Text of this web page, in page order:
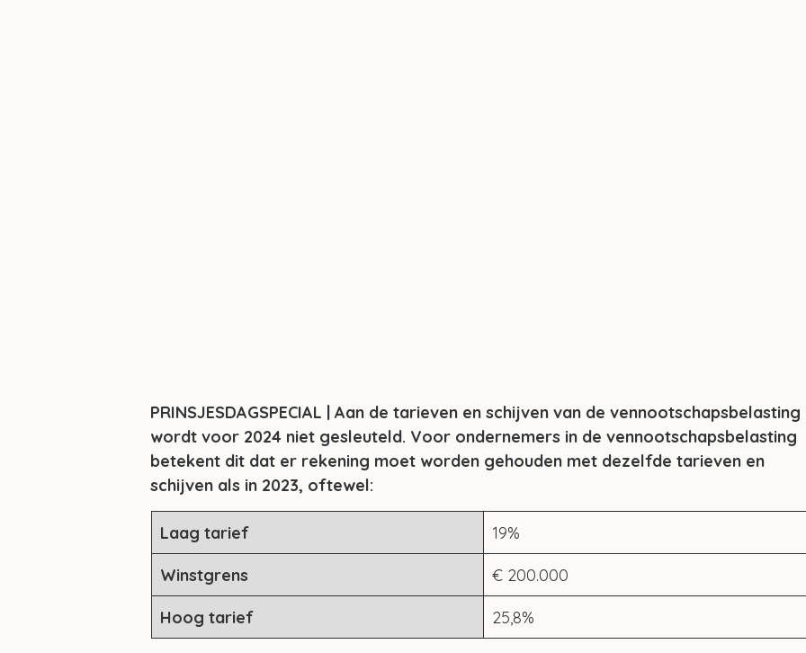
PRINSJESDAGSPECIAL | Aan de tarieven en schijven van de vennootschapsbelasting
wordt voor 2024 niet gesleuteld. Voor ondernemers in de vennootschapsbelasting
betekent dit dat er rekening moet worden gehouden met dezelfde tarieven en
schijven als in 2023, oftewel:
Laag tarief 19%
Winstgrens € 200.000
Hoog tarief 25,8%